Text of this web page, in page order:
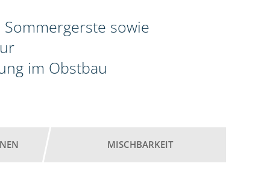
sowie
im Obstbau
MISCHBARKEIT